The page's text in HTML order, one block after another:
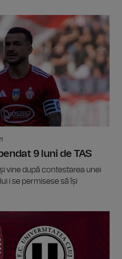
9 luni de TAS
vine după contestarea unei
i se permisese să își